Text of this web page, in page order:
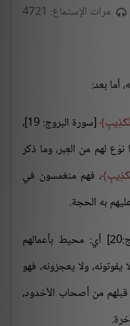
مرات الإستماع: 4721
أما بعد:
[سورة البروج: 19]،
نوّع لهم من العِبر، وما ذكر
، فهم منغمسون في
به الحجة.
[سورة البروج:20] أي: محيط بأعمالهم
ولا يعجزونه، فهو
من أصحاب الأخدود،